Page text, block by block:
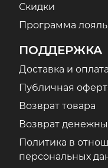
Скидки
Программа
ПОДДЕРЖКА
Доставка и оплата
Публичная
Возврат товара
Возврат
Политика в
персональных